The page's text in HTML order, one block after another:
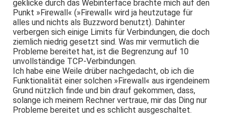
geklicke durch das Webinterface brachte mich auf den
Punkt »Firewall« (»Firewall« wird ja heutzutage für
alles und nichts als Buzzword benutzt). Dahinter
verbergen sich einige Limits für Verbindungen, die doch
ziemlich niedrig gesetzt sind. Was mir vermutlich die
Probleme bereitet hat, ist die Begrenzung auf 10
unvollständige TCP-Verbindungen.
Ich habe eine Weile drüber nachgedacht, ob ich die
Funktionalität einer solchen »Firewall« aus irgendeinem
Grund nützlich finde und bin drauf gekommen, dass,
solange ich meinem Rechner vertraue, mir das Ding nur
Probleme bereitet und es schlicht ausgeschaltet.